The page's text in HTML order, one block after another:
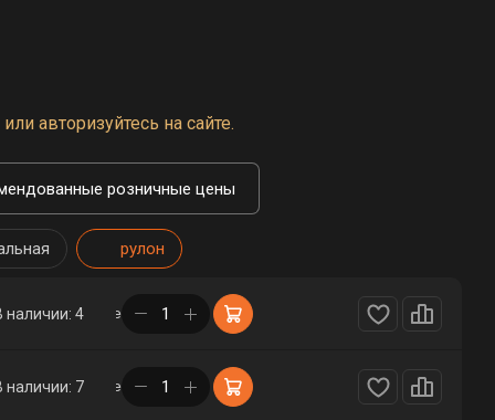
авторизуйтесь на сайте.
розничные цены
рулон
наличии: 4в корзине
наличии: 7в корзине